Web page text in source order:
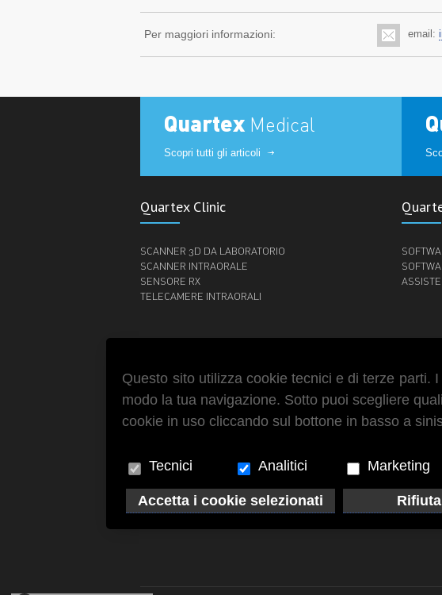
Per maggiori informazioni: email:
Quartex Medical
Scopri tutti gli articoli
Quartex Clinic
SCANNER 3D DA LABORATORIO
SCANNER INTRAORALE
SENSORE RX
TELECAMERE INTRAORALI
Via Paolo Giovio, 28 - 20144 Milano
Questo sito utilizza cookie tecnici e di terze parti.
modo la tua navigazione. Sotto puoi scegliere
cookie in uso cliccando sul bottone in basso a
Tecnici Analitici Marketing
Accetta i cookie selezionati